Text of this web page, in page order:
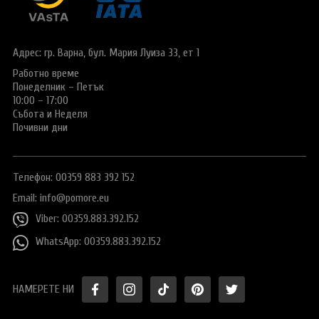
Е-ВИЗА ЗА РУСИЯ
ВИЗА за САУДИТСКА АРАБИЯ
Виза за Тайланд
Заявление за издаване на електронно разрешение за
пътуване до UK
ПОДАРЪЧЕН ВАУЧЕР ЗА ПЪТУВАНЕ
ОЩЕ
Общи условия
Политика за
поверителност
+359 883 392 152
Адрес: гр. Варна, бул. Мария Луиза 33, ет 1
Работно време
Понеделник – Петък
10:00 – 17:00
Събота и Неделя
Почивни дни
Телефон: 00359 883 392 152
Email: info@pomore.eu
Viber: 00359.883.392.152
WhatsApp: 00359.883.392.152
НАМЕРЕТЕ НИ